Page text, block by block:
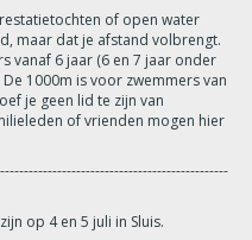
of open water
maar dat je afstand volbrengt.
vanaf 6 jaar (6 en 7 jaar onder
1000m is voor zwemmers van
je geen lid te zijn van
of vrienden mogen hier
op 4 en 5 juli in Sluis.